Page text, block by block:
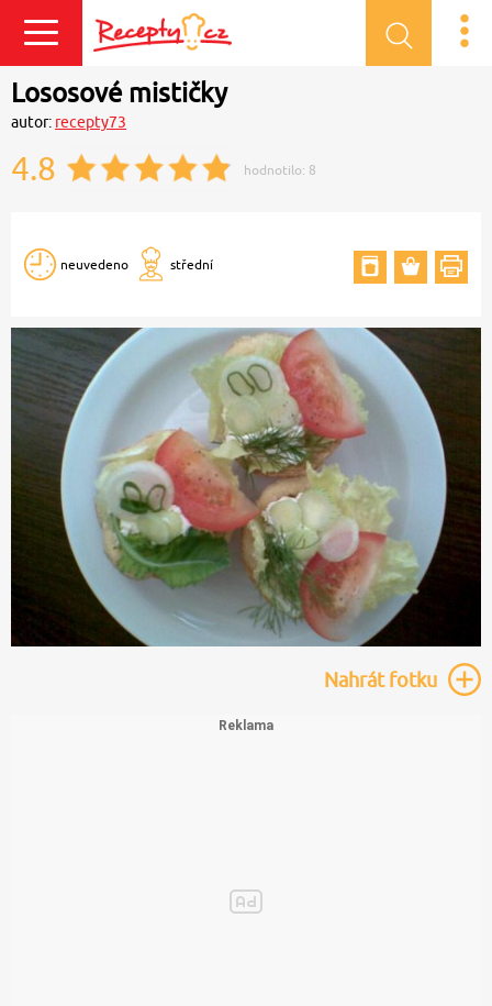
Přihlásit se
Lososové mističky
autor: recepty73
4.8 hodnotilo: 8
neuvedeno střední
Nahrátfotku